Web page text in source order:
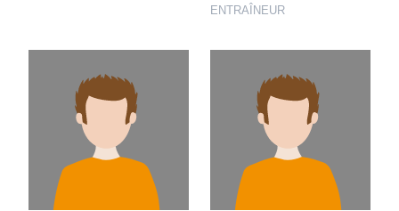
ENTRAÎNEUR